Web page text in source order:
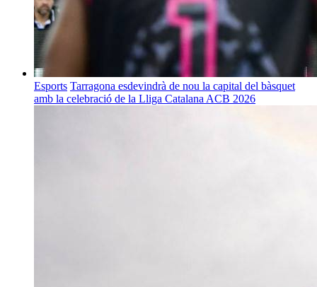
Esports Tarragona esdevindrà de nou la capital del bàsquet
amb la celebració de la Lliga Catalana ACB 2026